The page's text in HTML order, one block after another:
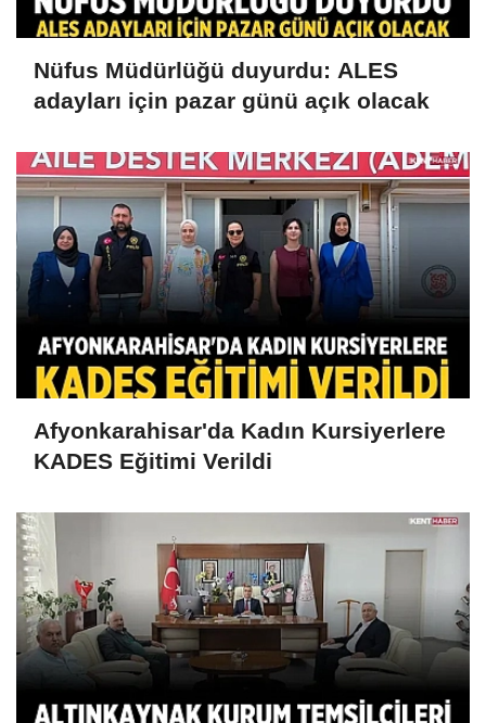
Nüfus Müdürlüğü duyurdu: ALES
adayları için pazar günü açık olacak
Afyonkarahisar'da Kadın Kursiyerlere
KADES Eğitimi Verildi